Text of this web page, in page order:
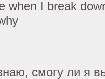
when I break
смогу ли я